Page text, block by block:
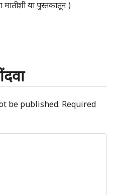
मातीशी या पुस्तकातून )
be published. Required